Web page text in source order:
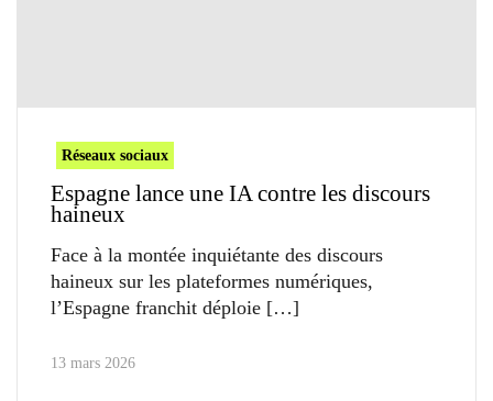
Réseaux sociaux
Espagne lance une IA contre les discours
haineux
Face à la montée inquiétante des discours
haineux sur les plateformes numériques,
l’Espagne franchit déploie
13 mars 2026